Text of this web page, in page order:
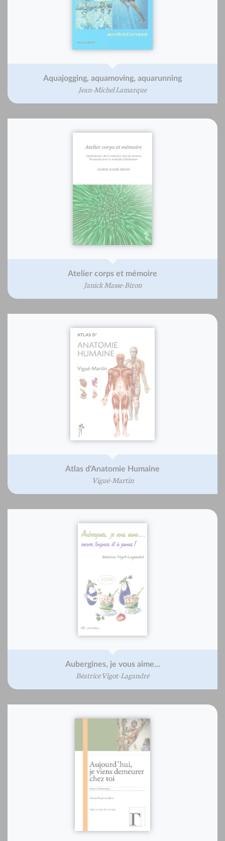
Aquajogging, aquamoving, aquarunning
Jean-Michel Lamarque
Atelier corps et mémoire
Janick Masse-Biron
Atlas d'Anatomie Humaine
Vigué-Martin
Aubergines, je vous aime…
Béatrice Vigot-Lagandré